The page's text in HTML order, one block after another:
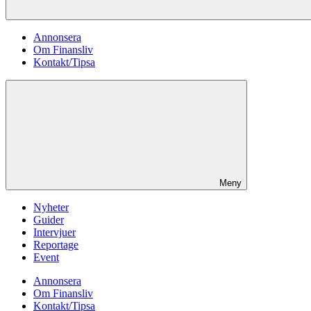
Annonsera
Om Finansliv
Kontakt/Tipsa
Meny
Nyheter
Guider
Intervjuer
Reportage
Event
Annonsera
Om Finansliv
Kontakt/Tipsa